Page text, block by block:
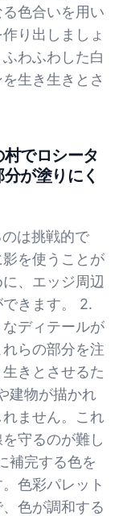
色合いを用い
り出しましょ
わふわした白
生き生きとさ
でロシータ
が塗りにく
は挑戦的で
を使うことが
、エッジ周辺
きます。 2.
ディテールが
らの部分を注
きとさせるた
建物が描かれ
ません。これ
守るのが難し
補完する色を
色彩パレット
色が調和する